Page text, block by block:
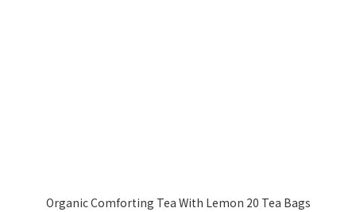
Organic Comforting Tea With Lemon 20 Tea Bags